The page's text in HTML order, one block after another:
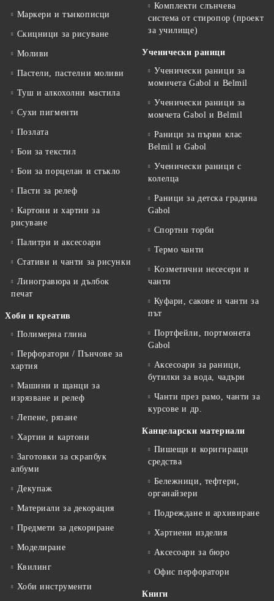
Маркери и тънкописци
Скицници за рисуване
Моливи
Пастели, пастелни моливи
Туш и алкохолни мастила
Сухи пигменти
Позлата
Бои за текстил
Бои за порцелан и стъкло
Пасти за релеф
Картони и хартии за
рисуване
Палитри и аксесоари
Стативи и чанти за рисунки
Линогравюра и дълбок
печат
Хоби и креатив
Полимерна глина
Перфоратори / Пънчове за
хартия
Машини и щанци за
изрязване и релеф
Лепене, рязане
Хартии и картони
Заготовки за скрапбук
албуми
Декупаж
Материали за декорация
Предмети за декориране
Моделиране
Квилинг
Хоби инструменти
Комплекти слънчева
система от стиропор (проект
за училище)
Ученически раници
Ученически раници за
момичета Gabol и Belmil
Ученически раници за
момчета Gabol и Belmil
Раници за първи клас
Belmil и Gabol
Ученически раници с
колелца
Раници за детска градина
Gabol
Спортни торби
Термо чанти
Kозметични несесери и
чанти
Куфари, сакове и чанти за
път
Портфейли, портмонета
Gabol
Аксесоари за раници,
бутилки за вода, чадъри
Чанти през рамо, чанти за
курсове и др.
Канцеларски материали
Пишещи и коригиращи
средства
Бележници, тефтери,
органайзери
Подреждане и архивиране
Хартиени изделия
Аксесоари за бюро
Офис перфоратори
Книги